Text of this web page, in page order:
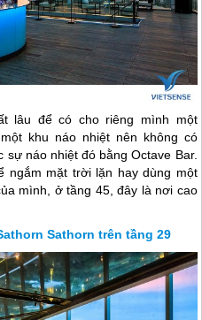
lâu để có cho riêng mình một
khu náo nhiệt nên không có
náo nhiệt đó bằng Octave Bar.
ngắm mặt trời lặn hay dùng một
mình, ở tầng 45, đây là nơi cao
Sathorn trên tầng 29